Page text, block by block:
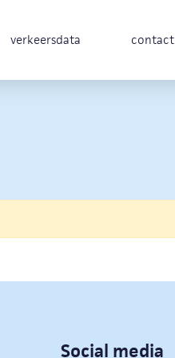
verkeersdata contact
Social media